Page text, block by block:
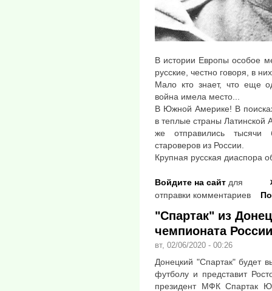
В истории Европы особое
русские, честно говоря, в
Мало кто знает, что еще
война имела место...
В Южной Америке! В
в теплые страны Латинской
же отправились
староверов из России.
Крупная русская диаспора
Войдите на сайт для
отправки комментариев
"Спартак" из
чемпионата
вт, 02/06/2020 - 00:26
Донецкий "Спартак" будет
футболу и представит
президент МФК Спартак